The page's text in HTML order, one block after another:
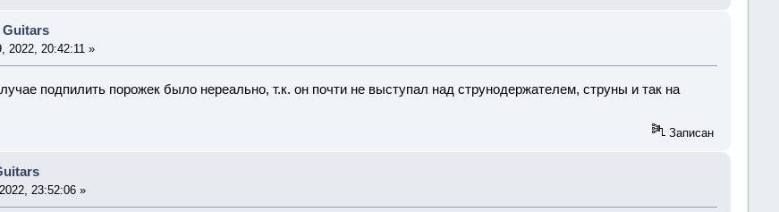
Guitars
2022, 20:42:11 »
подпилить порожек было нереально, т.к. он почти не выступал над струнодержателем, струны и так на
Записан
23:52:06 »